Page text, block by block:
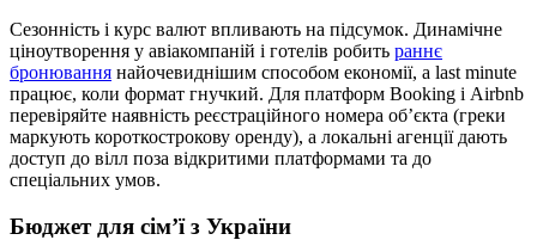
Сезонність і курс валют впливають на підсумок. Динамічне
ціноутворення у авіакомпаній і готелів робить раннє
бронювання найочевиднішим способом економії, а last minute
працює, коли формат гнучкий. Для платформ Booking і Airbnb
перевіряйте наявність реєстраційного номера об’єкта (греки
маркують короткострокову оренду), а локальні агенції дають
доступ до вілл поза відкритими платформами та до
спеціальних умов.
Бюджет для сім’ї з України